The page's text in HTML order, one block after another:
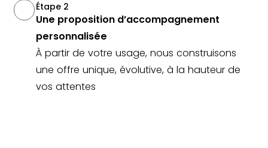
Étape 2
Une proposition d’accompagnement
personnalisée
À partir de votre usage, nous construisons
une offre unique, évolutive, à la hauteur de
vos attentes